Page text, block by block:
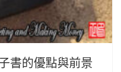
書的優點與前景